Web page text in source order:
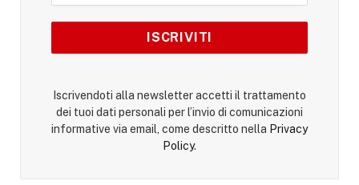
Iscrivendoti alla newsletter accetti il trattamento
dei tuoi dati personali per l’invio di comunicazioni
informative via email, come descritto nella Privacy
Policy.